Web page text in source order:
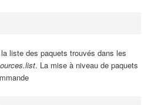
liste des paquets trouvés dans les
. La mise à niveau de paquets